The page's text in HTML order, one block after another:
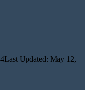
Last Updated: May 12,